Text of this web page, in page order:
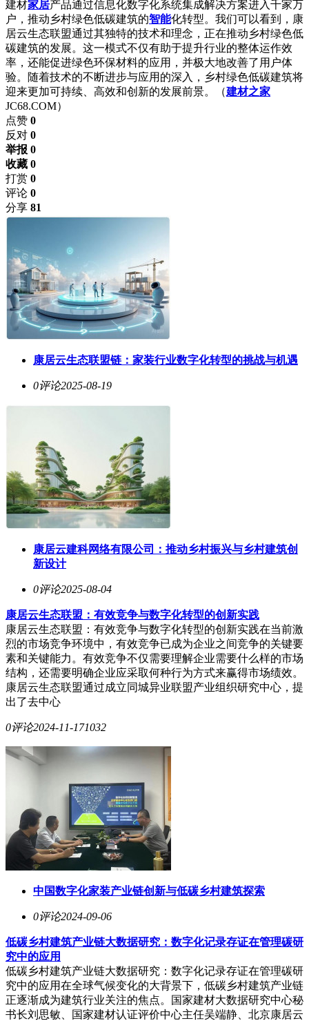
建材家居产品通过信息化数字化系统集成解决方案进入千家万
户，推动乡村绿色低碳建筑的智能化转型。我们可以看到，康
居云生态联盟通过其独特的技术和理念，正在推动乡村绿色低
碳建筑的发展。这一模式不仅有助于提升行业的整体运作效
率，还能促进绿色环保材料的应用，并极大地改善了用户体
验。随着技术的不断进步与应用的深入，乡村绿色低碳建筑将
迎来更加可持续、高效和创新的发展前景。（建材之家
JC68.COM）
点赞 0
反对 0
举报 0
收藏 0
打赏 0
评论 0
分享 81
康居云生态联盟链：家装行业数字化转型的挑战与机遇
0评论2025-08-19
康居云建科网络有限公司：推动乡村振兴与乡村建筑创
新设计
0评论2025-08-04
康居云生态联盟：有效竞争与数字化转型的创新实践
康居云生态联盟：有效竞争与数字化转型的创新实践在当前激
烈的市场竞争环境中，有效竞争已成为企业之间竞争的关键要
素和关键能力。有效竞争不仅需要理解企业需要什么样的市场
结构，还需要明确企业应采取何种行为方式来赢得市场绩效。
康居云生态联盟通过成立同城异业联盟产业组织研究中心，提
出了去中心
0评论2024-11-171032
中国数字化家装产业链创新与低碳乡村建筑探索
0评论2024-09-06
低碳乡村建筑产业链大数据研究：数字化记录存证在管理碳研
究中的应用
低碳乡村建筑产业链大数据研究：数字化记录存证在管理碳研
究中的应用在全球气候变化的大背景下，低碳乡村建筑产业链
正逐渐成为建筑行业关注的焦点。国家建材大数据研究中心秘
书长刘思敏、国家建材认证评价中心主任吴端静、北京康居云